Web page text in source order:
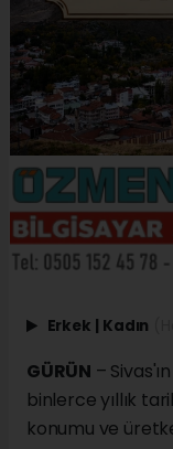
Erkek | Kadın
GÜRÜN –
binlerce yıllık
konumu ve